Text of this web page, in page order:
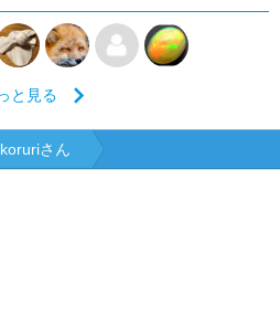
と見る
koruriさん